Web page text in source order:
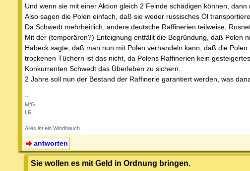
Und wenn sie mit einer Aktion gleich 2 Feinde schädigen können, dann
Also sagen die Polen einfach, daß sie weder russisches Öl
Da Schwedt mehrheitlich, andere deutsche Raffinerien teilweise,
Mit der (temporären?) Enteignung entfällt die Begründung, daß Polen
Habeck sagte, daß man nun mit Polen verhandeln kann, daß die
trockenen Tüchern ist das nicht, da Polens Raffinerien kein
Konkurrenten Schwedt das Überleben zu sichern.
2 Jahre soll nun der Bestand der Raffinerie garantiert werden, was
--
MfG
LR
Alles ist ein Windhauch.
antworten
Sie wollen es mit Geld in Ordnung bringen.